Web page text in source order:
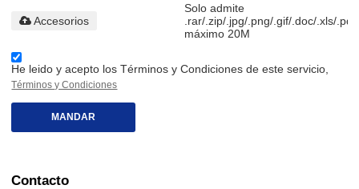
Solo admite
.rar/.zip/.jpg/.png/.gif/.doc/.xls/.pdf,
máximo 20M
Accesorios
He leido y acepto los Términos y Condiciones de este servicio,
Términos y Condiciones
MANDAR
Contacto